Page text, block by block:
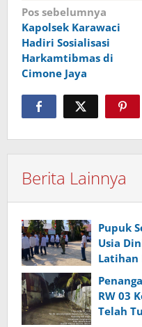
Navigasi
pos
Pos sebelumnya
Kapolsek Karawaci
Hadiri Sosialisasi
Harkamtibmas di
Cimone Jaya
Berita Lainnya
Pupuk
Usia
Latihan
RW 03
Telah